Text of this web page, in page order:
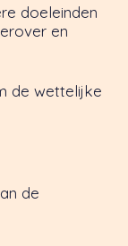
doeleinden
en
de wettelijke
de